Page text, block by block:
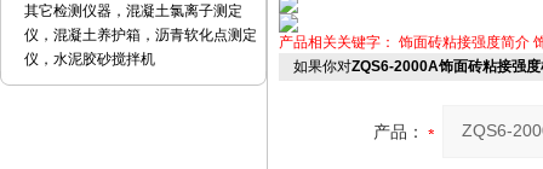
其它检测仪器，混凝土氯离子测定
仪，混凝土养护箱，沥青软化点测定
仪，水泥胶砂搅拌机
产品相关关键字： 饰面砖粘接强度简介
如果你对ZQS6-2000A饰面砖粘接强
产品：